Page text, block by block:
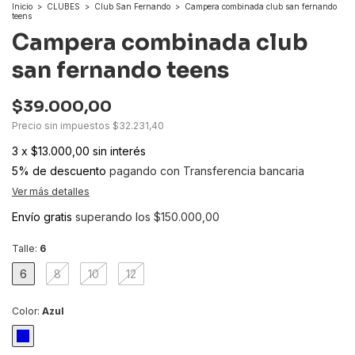
Inicio > CLUBES > Club San Fernando > Campera combinada club san fernando
teens
Campera combinada club
san fernando teens
$39.000,00
Precio sin impuestos $32.231,40
3 x $13.000,00 sin interés
5% de descuento pagando con Transferencia bancaria
Ver más detalles
Envío gratis superando los $150.000,00
Talle: 6
6 8 10 12
Color: Azul